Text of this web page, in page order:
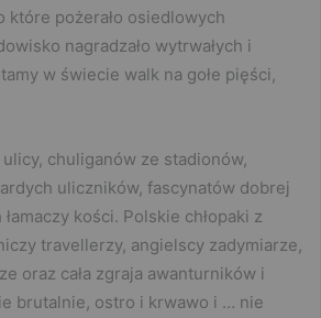
które pożerało osiedlowych
nagradzało wytrwałych i
w świecie walk na gołe pięści,
chuliganów ze stadionów,
uliczników, fascynatów dobrej
kości. Polskie chłopaki z
travellerzy, angielscy zadymiarze,
oraz cała zgraja awanturników i
brutalnie, ostro i krwawo i … nie